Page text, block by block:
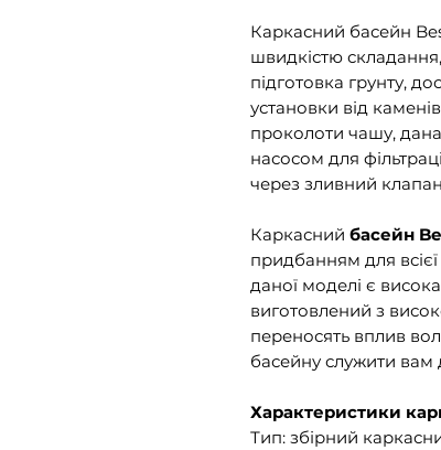
Каркасний басейн
швидкістю
підготовка грунту,
установки від
проколоти чашу,
насосом для
через зливний
Каркасний басейн
придбанням для
даної моделі є
виготовлений з
переносять вплив
басейну служити вам
Характеристики
Тип: збірний